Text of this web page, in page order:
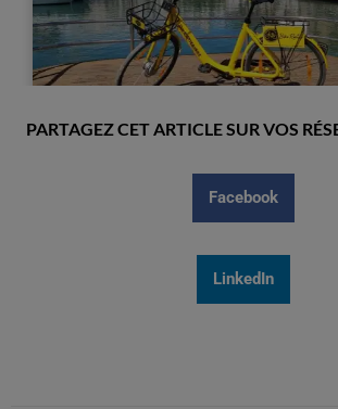
PARTAGEZ CET ARTICLE SUR VOS
Facebook
LinkedIn